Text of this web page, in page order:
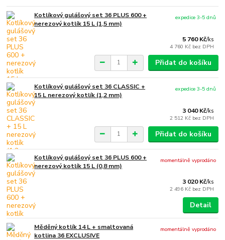
Kotlíkový gulášový set 36 PLUS 600 +
nerezový kotlík 15 L (1,5 mm)
5 760 Kč/ks
4 760 Kč bez DPH
expedice 3-5 dnů
Přidat do košíku
Kotlíkový gulášový set 36 CLASSIC +
15 L nerezový kotlík (1,2 mm)
3 040 Kč/ks
2 512 Kč bez DPH
expedice 3-5 dnů
Přidat do košíku
Kotlíkový gulášový set 36 PLUS 600 +
nerezový kotlík 15 L (0,8 mm)
3 020 Kč/ks
2 496 Kč bez DPH
momentálně vyprodáno
Detail
Měděný kotlík 14 L + smaltovaná
kotlina 36 EXCLUSIVE
momentálně vyprodáno